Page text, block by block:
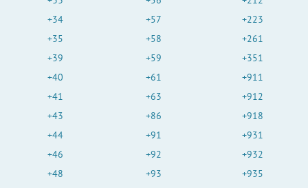
+34
+35
+39
+40
+41
+43
+44
+46
+48
+57
+58
+59
+61
+63
+86
+91
+92
+93
+223
+261
+351
+911
+912
+918
+931
+932
+935